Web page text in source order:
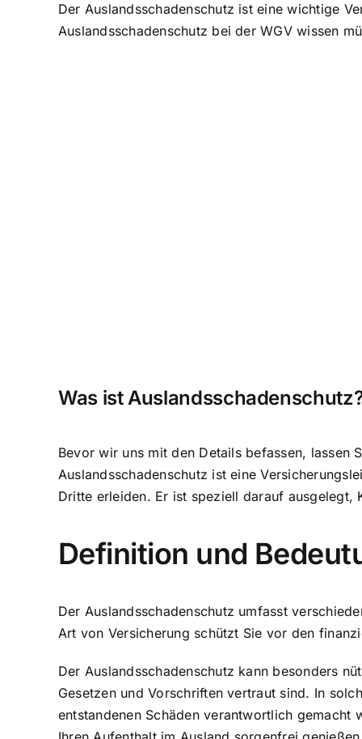
Der Auslandsschadenschutz ist eine wichtige
Auslandsschadenschutz bei der WGV wissen
Was ist
Bevor wir uns mit den Details befassen, lassen
Auslandsschadenschutz ist eine
Dritte erleiden. Er ist speziell darauf ausgelegt,
Definition und
Der Auslandsschadenschutz umfasst
Art von Versicherung schützt Sie vor den
Der Auslandsschadenschutz kann besonders
Gesetzen und Vorschriften vertraut sind. In
entstandenen Schäden verantwortlich gemacht